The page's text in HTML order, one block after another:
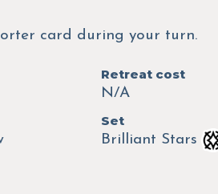
card during your turn.
Retreat cost
N/A
Set
Brilliant Stars